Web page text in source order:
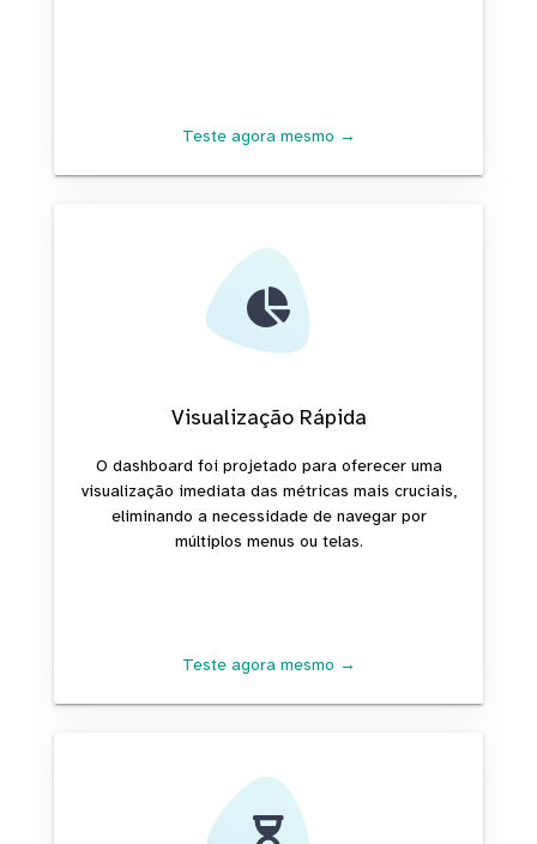
Teste agora mesmo →
Visualização Rápida
O dashboard foi projetado para oferecer uma
visualização imediata das métricas mais cruciais,
eliminando a necessidade de navegar por
múltiplos menus ou telas.
Teste agora mesmo →